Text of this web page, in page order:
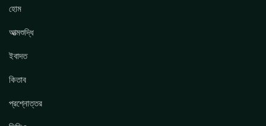
হোম
আত্মশুদ্ধি
ইবাদত
কিতাব
প্রশ্নোত্তর